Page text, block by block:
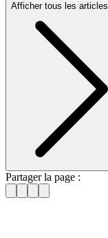
Afficher tous les articles
Partager la page :